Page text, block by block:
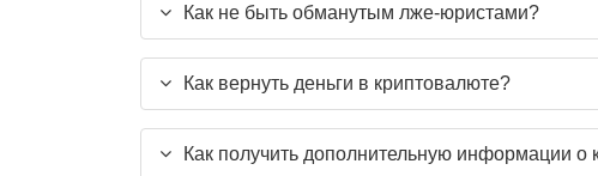
Как не быть обманутым лже-юристами?
Как вернуть деньги в криптовалюте?
Как получить дополнительную информации о